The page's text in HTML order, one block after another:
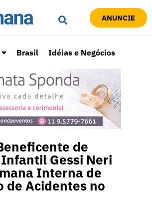
ANUNCIE
Brasil Idéias e Negócios
de
Gessi Neri
Interna de
de Acidentes no